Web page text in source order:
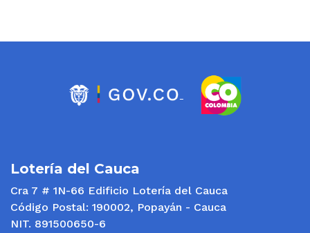
Lotería del Cauca
Cra 7 # 1N-66 Edificio Lotería del Cauca
Código Postal: 190002, Popayán - Cauca
NIT. 891500650-6